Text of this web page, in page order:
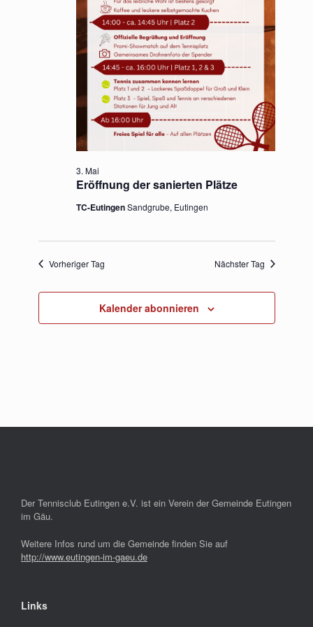
Eröffnung der sanierten Plätze
3. Mai
TC-EutingenSandgrube, Eutingen
Vorheriger Tag Nächster Tag
Kalender abonnieren
Der Tennisclub Eutingen e.V. ist ein Verein der Gemeinde Eutingen
im Gäu.
Weitere Infos rund um die Gemeinde finden Sie auf
http://www.eutingen-im-gaeu.de
Links